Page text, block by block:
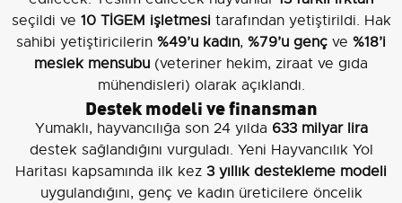
seçildi ve 10 TİGEM işletmesitarafından yetiştirildi. Hak
sahibi yetiştiricilerin %49’u kadın, %79’u genç ve %18’i
meslek mensubu (veteriner hekim, ziraat ve gıda
mühendisleri) olarak açıklandı.
Destek modeli ve finansman
Yumaklı, hayvancılığa son 24 yılda 633 milyar lira
destek sağlandığını vurguladı. Yeni Hayvancılık Yol
Haritası kapsamında ilk kez 3 yıllık destekleme modeli
uygulandığını, genç ve kadın üreticilere öncelik